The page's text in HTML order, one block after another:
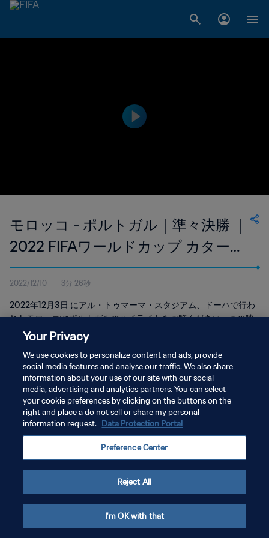
モロッコ - ポルトガル｜準々決勝 ｜
2022 FIFAワールドカップ カタール
｜ハイライト (手話)
2022/12/10 3分 26秒
2022年12月3日 にアル・トゥマーマ・スタジアム、ドーハで行わ
れたモロッコvsポルトガルのハイライトをご覧ください。この映
像には手話通訳が含まれています。이 영상에는 수화 통역사가 포
プライバシーポリシー
クッキー設定の管理
Copyright © 1994 - 2026 FIFA. All rights reserved.
Your Privacy
We use cookies to personalize content and ads, provide
social media features and analyse our traffic. We also share
information about your use of our site with our social
media, advertising and analytics partners. You can select
your cookie preferences by clicking on the buttons on the
right and place a do not sell or share my personal
information request. Data Protection Portal
Preference Center
Reject All
I'm OK with that